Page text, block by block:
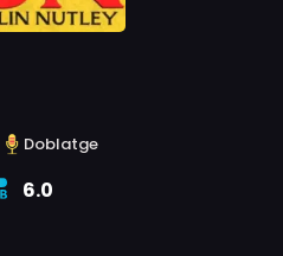
Doblatge
6.0